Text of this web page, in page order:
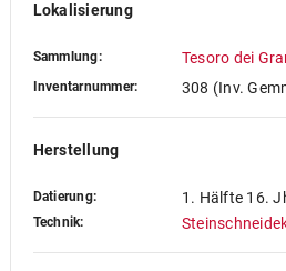
Lokalisierung
Sammlung: Tesoro dei
Inventarnummer: 308 (Inv.
Herstellung
Datierung: 1. Hälfte 16.
Technik: